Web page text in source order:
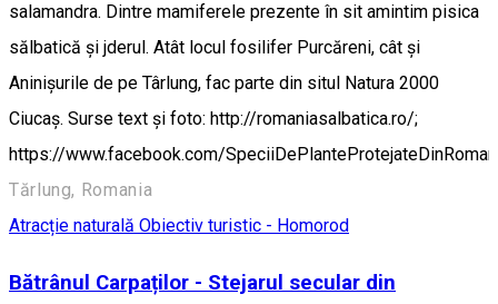
salamandra. Dintre mamiferele prezente în sit amintim pisica
sălbatică şi jderul. Atât locul fosilifer Purcăreni, cât și
Aninișurile de pe Târlung, fac parte din situl Natura 2000
Ciucaș. Surse text și foto: http://romaniasalbatica.ro/;
https://www.facebook.com/
Tărlung, Romania
Atracție naturală Obiectiv turistic - Homorod
Bătrânul Carpaților - Stejarul secular din